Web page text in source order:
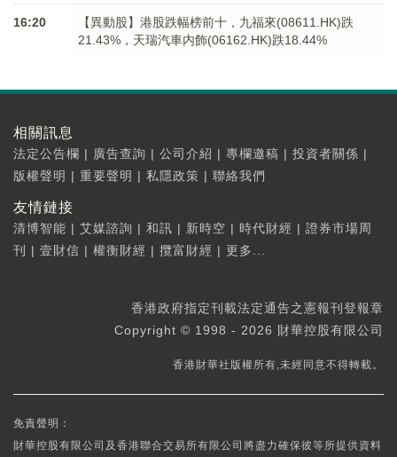
16:20
【異動股】港股跌幅榜前十，九福來(08611.HK)跌
21.43%，天瑞汽車内飾(06162.HK)跌18.44%
相關訊息
法定公告欄 | 廣告查詢 | 公司介紹 | 專欄邀稿 | 投資者關係 |
版權聲明 | 重要聲明 | 私隱政策 | 聯絡我們
友情鏈接
清博智能 | 艾媒諮詢 | 和訊 | 新時空 | 時代財經 | 證券市場周
刊
| 壹財信 | 權衡財經 | 攬富財經 | 更多...
香港政府指定刊載法定通告之憲報刊登報章
Copyright © 1998 - 2026 財華控股有限公司
香港財華社版權所有,未經同意不得轉載。
免責聲明：
財華控股有限公司及香港聯合交易所有限公司將盡力確保彼等所提供資料